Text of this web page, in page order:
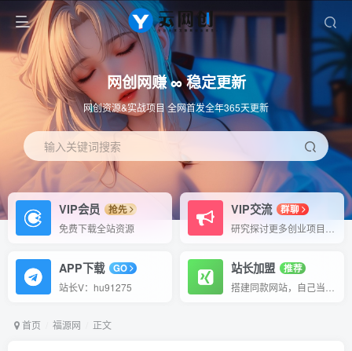
网创网赚 ∞ 稳定更新
网创资源&实战项目 全网首发全年365天更新
输入关键词搜索
VIP会员
抢先
免费下载全站资源
VIP交流
群聊
APP下载
GO
站长V：hu91275
站长加盟
推荐
首页 福源网 正文